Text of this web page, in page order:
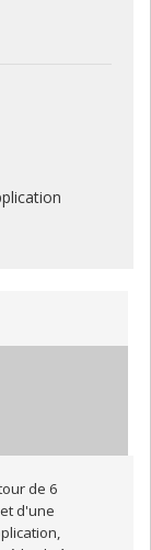
de 6
d'une